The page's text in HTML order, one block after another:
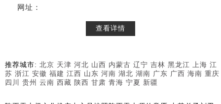
网址：
查看详情
推荐城市: 北京 天津 河北 山西 内蒙古 辽宁 吉林 黑龙江 上海 江
苏 浙江 安徽 福建 江西 山东 河南 湖北 湖南 广东 广西 海南 重庆
四川
贵州 云南 西藏 陕西 甘肃 青海 宁夏 新疆